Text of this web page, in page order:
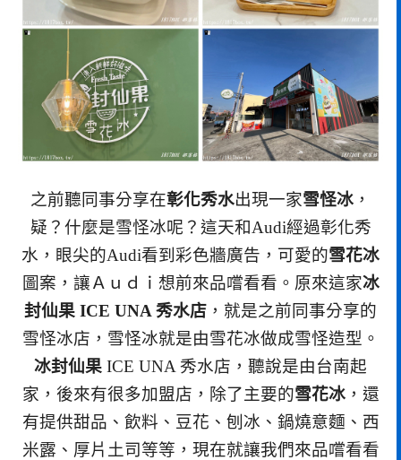
之前聽同事分享在彰化秀水出現一家雪怪冰 ，
疑？什麼是雪怪冰呢？這天和Audi經過彰化秀
水，眼尖的Audi看到彩色牆廣告，可愛的雪花冰
圖案，讓Ａｕｄｉ想前來品嚐看看。原來這家冰
封仙果 ICE UNA 秀水店 ，就是之前同事分享的
雪怪冰店，雪怪冰就是由雪花冰做成雪怪造型。
冰封仙果 ICE UNA 秀水店，聽說是由台南起
家，後來有很多加盟店，除了主要的雪花冰，還
有提供甜品、飲料、豆花、刨冰、鍋燒意麵、西
米露、厚片土司等等，現在就讓我們來品嚐看看